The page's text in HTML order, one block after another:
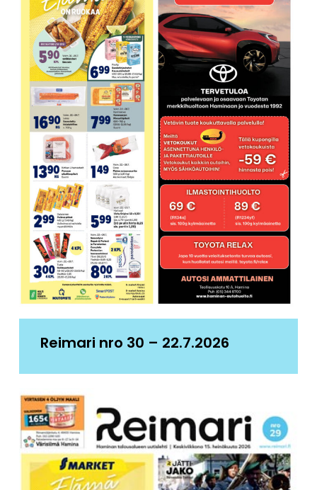
Reimari nro 30 – 22.7.2026